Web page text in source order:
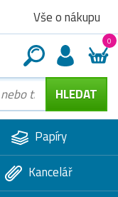
Vše o nákupu
0
Papíry
Kancelář